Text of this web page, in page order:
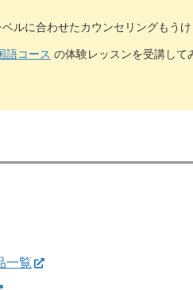
ルに合わせたカウンセリングもうけ
語コース の体験レッスンを受講して
一覧